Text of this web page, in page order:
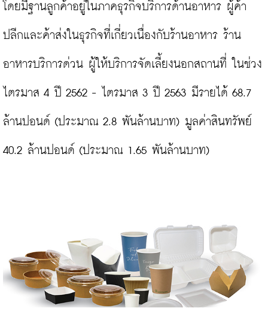
โดยมีฐานลูกค้าอยู่ในภาคธุรกิจบริการด้านอาหาร ผู้ค้า
ปลีกและค้าส่งในธุรกิจที่เกี่ยวเนื่องกับร้านอาหาร ร้าน
อาหารบริการด่วน ผู้ให้บริการจัดเลี้ยงนอกสถานที่ ในช่วง
ไตรมาส 4 ปี 2562 - ไตรมาส 3 ปี 2563 มีรายได้ 68.7
ล้านปอนด์ (ประมาณ 2.8 พันล้านบาท) มูลค่าสินทรัพย์
40.2 ล้านปอนด์ (ประมาณ 1.65 พันล้านบาท)